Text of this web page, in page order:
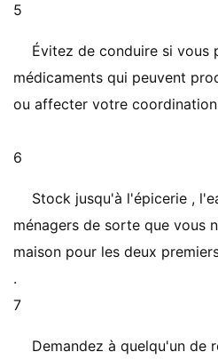
5
Évitez de conduire si vous
médicaments qui peuvent
ou affecter votre
6
Stock jusqu'à l'épicerie ,
ménagers de sorte que vous
maison pour les deux
.
7
Demandez à quelqu'un de